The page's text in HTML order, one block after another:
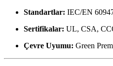
Standartlar: IEC/EN
Sertifikalar: UL, CSA,
Çevre Uyumu: Green